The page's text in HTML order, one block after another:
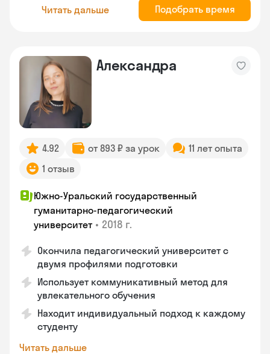
Читать дальше Подобрать время
Александра
4.92 от 893 ₽ за урок
11 лет опыта
1 отзыв
Южно-Уральский государственный
гуманитарно-педагогический
университет • 2018 г.
Окончила педагогический университет с
двумя профилями подготовки
Использует коммуникативный метод для
увлекательного обучения
Находит индивидуальный подход к каждому
студенту
Читать дальше